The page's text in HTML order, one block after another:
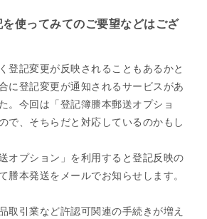
使ってみてのご要望などはござ
登記変更が反映されることもあるかと
に登記変更が通知されるサービスがあ
。今回は「登記簿謄本郵送オプショ
で、そちらだと対応しているのかもし
オプション」を利用すると登記反映の
謄本発送をメールでお知らせします。
取引業など許認可関連の手続きが増え